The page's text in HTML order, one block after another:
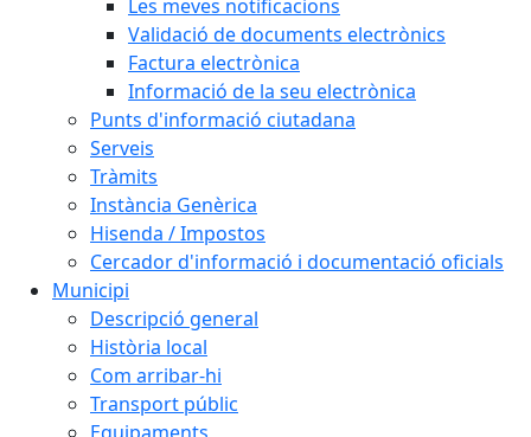
Les meves notificacions
Validació de documents electrònics
Factura electrònica
Informació de la seu electrònica
Punts d'informació ciutadana
Serveis
Tràmits
Instància Genèrica
Hisenda / Impostos
Cercador d'informació i documentació oficials
Municipi
Descripció general
Història local
Com arribar-hi
Transport públic